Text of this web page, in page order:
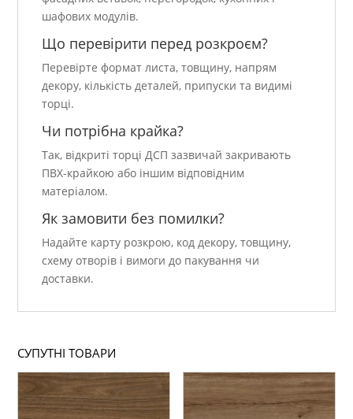
шафових модулів.
Що перевірити перед розкроєм?
Перевірте формат листа, товщину, напрям
декору, кількість деталей, припуски та видимі
торці.
Чи потрібна крайка?
Так, відкриті торці ДСП зазвичай закривають
ПВХ-крайкою або іншим відповідним
матеріалом.
Як замовити без помилки?
Надайте карту розкрою, код декору, товщину,
схему отворів і вимоги до пакування чи
доставки.
СУПУТНІ ТОВАРИ